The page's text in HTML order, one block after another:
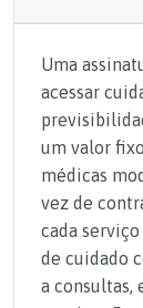
Uma
acessar
um valor
médicas
vez de
cada
de cuidado
a consultas,